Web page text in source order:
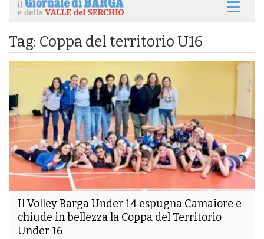
Tag: Coppa del territorio U16
Il Volley Barga Under 14 espugna Camaiore e
chiude in bellezza la Coppa del Territorio
Under 16